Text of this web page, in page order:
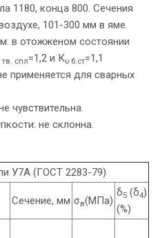
1180, конца 800. Сечения
101-300 мм в яме.
в отожженом состоянии
тв. спл=1,2 и Кυ б.ст=1,1
применяется для сварных
чувствительна.
не склонна.
У7А (ГОСТ 2283-79)
Сечение, мм σв(МПа)
δ5 (δ4)
(%)